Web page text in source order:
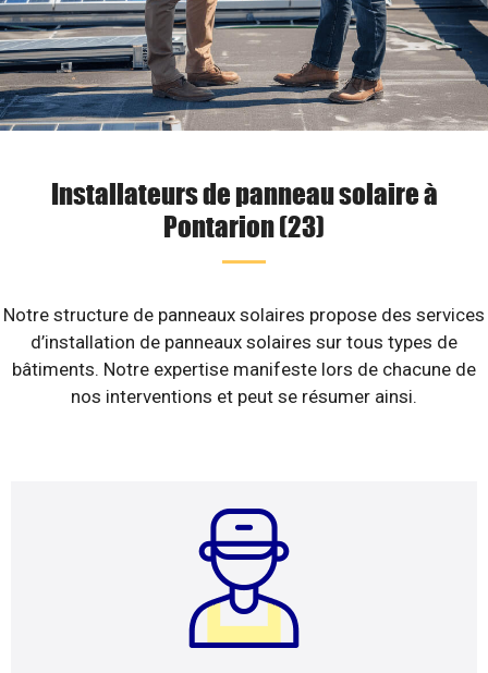
Installateurs de panneau solaire à
Pontarion (23)
Notre structure de panneaux solaires propose des services
d’installation de panneaux solaires sur tous types de
bâtiments. Notre expertise manifeste lors de chacune de
nos interventions et peut se résumer ainsi.